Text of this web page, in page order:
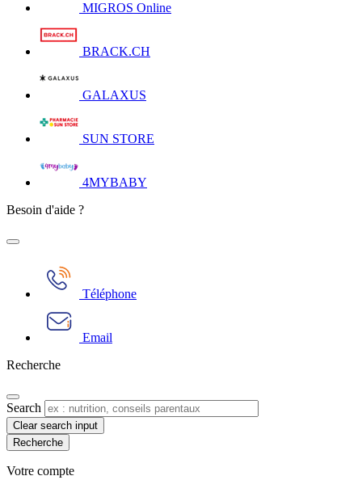
MIGROS Online
BRACK.CH
GALAXUS
SUN STORE
4MYBABY
Besoin d'aide ?
Téléphone
Email
Recherche
Search
Clear search input
Votre compte​